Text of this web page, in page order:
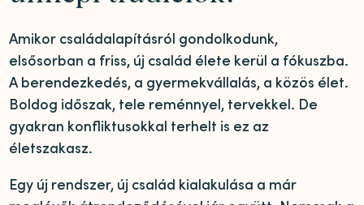
Amikor családalapításról gondolkodunk,
elsősorban a friss, új család élete kerül a fókuszba.
A berendezkedés, a gyermekvállalás, a közös élet.
Boldog időszak, tele reménnyel, tervekkel. De
gyakran konfliktusokkal terhelt is ez az
életszakasz.
Egy új rendszer, új család kialakulása a már